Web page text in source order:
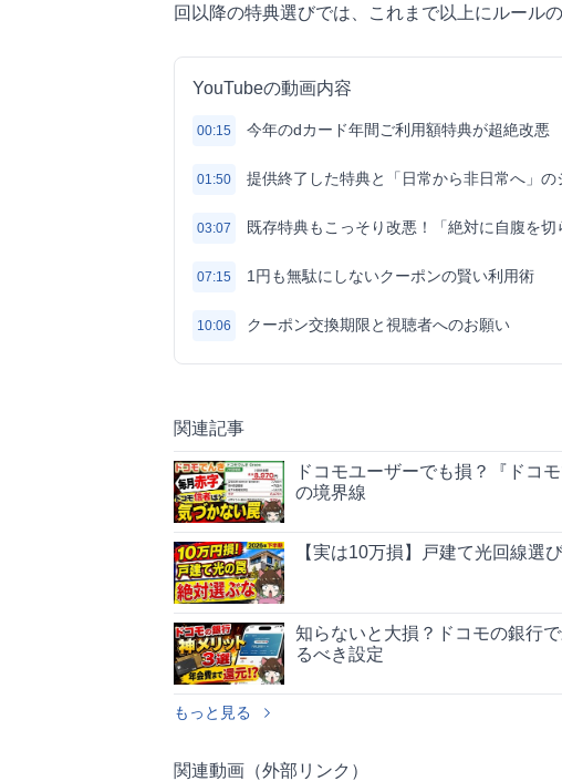
回以降の特典選びでは、これまで以上にルール
YouTubeの動画内容
00:15 今年のdカード年間ご利用額特典が超絶改悪
01:50 提供終了した特典と「日常から非日常へ」の
03:07 既存特典もこっそり改悪！「絶対に自腹を
07:15 1円も無駄にしないクーポンの賢い利用術
10:06 クーポン交換期限と視聴者へのお願い
関連記事
ドコモユーザーでも損？『ドコ
の境界線
【実は10万損】戸建て光回線選
知らないと大損？ドコモの銀行
るべき設定
もっと見る
関連動画（外部リンク）